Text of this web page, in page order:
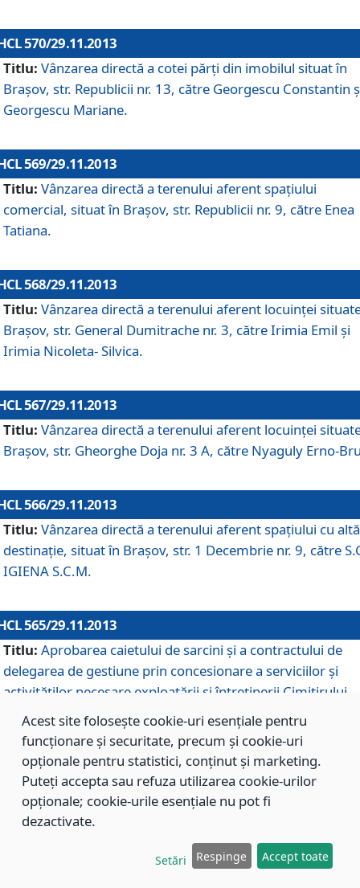
570/29.11.2013
Titlu: Vânzarea directă a cotei părţi din imobilul situat în
Braşov, str. Republicii nr. 13, către Georgescu Constantin
Georgescu Mariane.
569/29.11.2013
Titlu: Vânzarea directă a terenului aferent spaţiului
comercial, situat în Braşov, str. Republicii nr. 9, către Enea
Tatiana.
568/29.11.2013
Titlu: Vânzarea directă a terenului aferent locuinţei
Braşov, str. General Dumitrache nr. 3, către Irimia Emil şi
Irimia Nicoleta- Silvica.
567/29.11.2013
Titlu: Vânzarea directă a terenului aferent locuinţei
Braşov, str. Gheorghe Doja nr. 3 A, către Nyaguly Erno-
566/29.11.2013
Titlu: Vânzarea directă a terenului aferent spaţiului cu altă
destinaţie, situat în Braşov, str. 1 Decembrie nr. 9, către
IGIENA S.C.M.
565/29.11.2013
Titlu: Aprobarea caietului de sarcini şi a contractului de
delegarea de gestiune prin concesionare a serviciilor şi
activităţilor necesare exploatării şi întreţinerii Cimitirului
Municipal Braşov situat în str. Dimitrie Anghel nr. 19.
564/29.11.2013
Titlu: Completarea şi modificarea H.C.L. nr. 446/2013,
care s-a aprobat studiul de fundamentare pentru
Acest site folosește cookie-uri esențiale pentru
funcționare și securitate, precum și cookie-uri
opționale pentru statistici, conținut și marketing.
Puteți accepta sau refuza utilizarea cookie-urilor
opționale; cookie-urile esențiale nu pot fi
dezactivate.
Setări Respinge Accept toate